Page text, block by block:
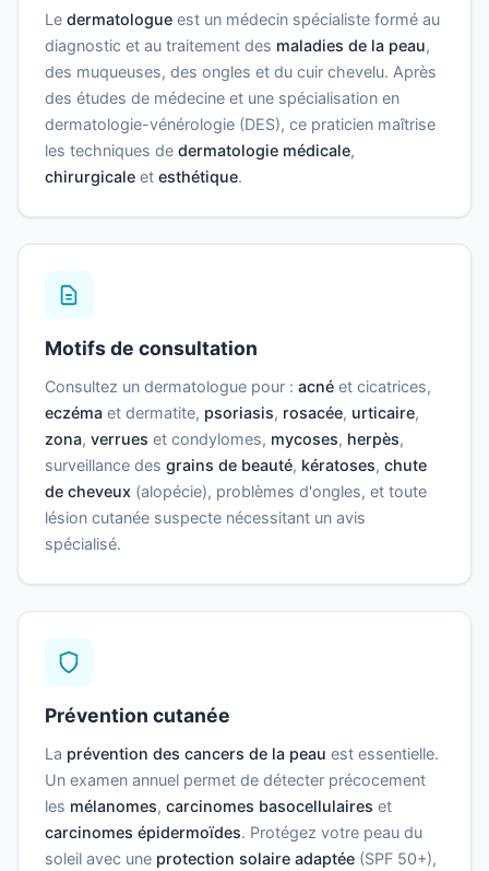
Le dermatologue est un médecin spécialiste formé au
diagnostic et au traitement des maladies de la peau,
des muqueuses, des ongles et du cuir chevelu. Après
des études de médecine et une spécialisation en
dermatologie-vénérologie (DES), ce praticien maîtrise
les techniques de dermatologie médicale,
chirurgicale et esthétique.
Motifs de consultation
Consultez un dermatologue pour : acné et cicatrices,
eczéma et dermatite, psoriasis, rosacée, urticaire,
zona, verrues et condylomes, mycoses, herpès,
surveillance des grains de beauté, kératoses, chute
de cheveux (alopécie), problèmes d'ongles, et toute
lésion cutanée suspecte nécessitant un avis
spécialisé.
Prévention cutanée
La prévention des cancers de la peau est essentielle.
Un examen annuel permet de détecter précocement
les mélanomes, carcinomes basocellulaires et
carcinomes épidermoïdes. Protégez votre peau du
soleil avec une protection solaire adaptée (SPF 50+),